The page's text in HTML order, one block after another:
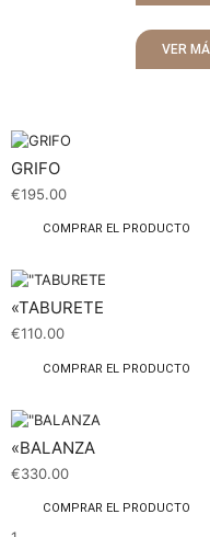
VER
GRIFO
€195.00
COMPRAR EL PRODUCTO
«TABURETE
€110.00
COMPRAR EL PRODUCTO
«BALANZA
€330.00
COMPRAR EL PRODUCTO